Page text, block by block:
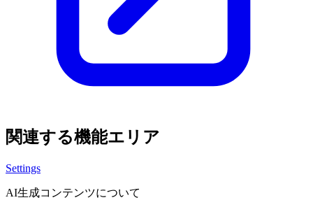
関連する機能エリア
Settings
AI生成コンテンツについて